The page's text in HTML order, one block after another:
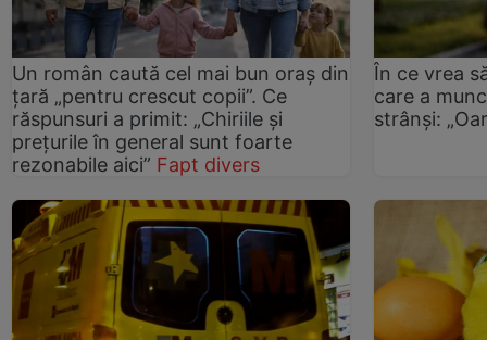
Un român caută cel mai bun oraș din
țară „pentru crescut copii”. Ce
răspunsuri a primit: „Chiriile și
prețurile în general sunt foarte
rezonabile aici” Fapt divers
În ce vrea
care a
strânși: